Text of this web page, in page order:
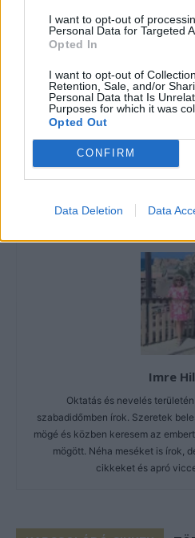
I want to opt-out of
Personal Data for Targeted
Opted In
I want to opt-out of
Retention, Sale, and/or
Personal Data that Is
Purposes for which it was
Opted Out
CONFIRM
Data Deletion Data
Következő rész
Imre
Oktatás és nevelés
szabadidőmben írok. Szeretek
mögé és közben keresem az
mögött. Néha meséket is írok,
cikkeket és apró